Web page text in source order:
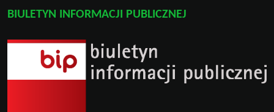
BIULETYN INFORMACJI PUBLICZNEJ